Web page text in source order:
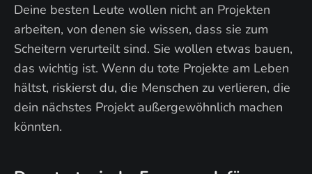
Deine besten Leute wollen nicht an Projekten
arbeiten, von denen sie wissen, dass sie zum
Scheitern verurteilt sind. Sie wollen etwas bauen,
das wichtig ist. Wenn du tote Projekte am Leben
hältst, riskierst du, die Menschen zu verlieren, die
dein nächstes Projekt außergewöhnlich machen
könnten.